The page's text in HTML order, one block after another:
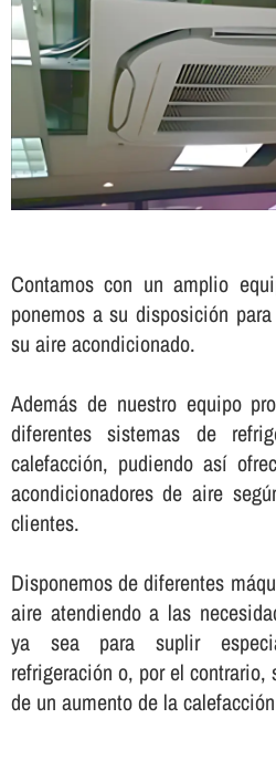
Contamos con un amplio
ponemos a su disposición
su aire acondicionado.
Además de nuestro equipo
diferentes sistemas de
calefacción, pudiendo así­
acondicionadores de aire
clientes.
Disponemos de diferentes
aire atendiendo a las
ya sea para suplir
refrigeración o, por el
de un aumento de la